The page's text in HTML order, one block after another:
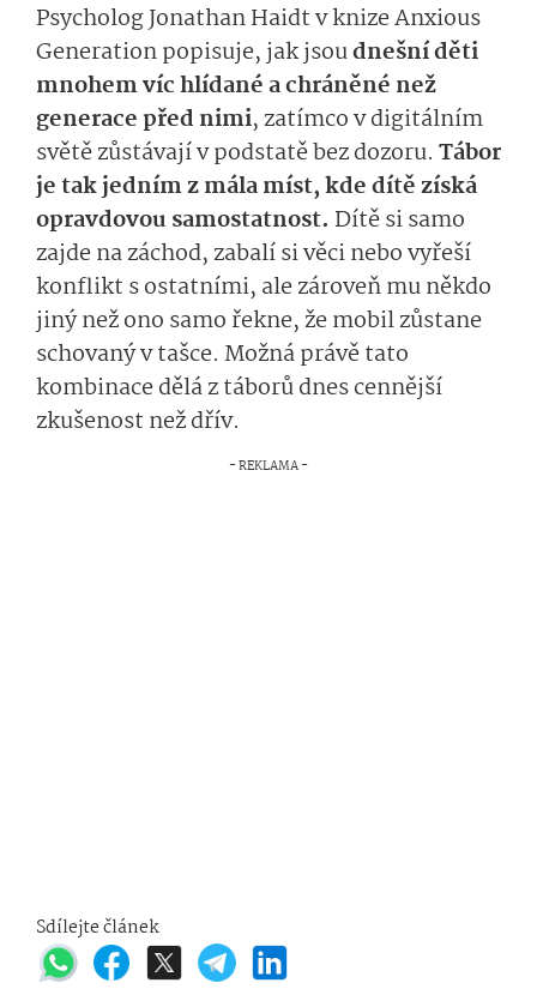
Psycholog Jonathan Haidt v knize Anxious
Generation popisuje, jak jsoudnešní děti
mnohem víc hlídané a chráněné než
generace před nimi, zatímco v digitálním
světě zůstávají v podstatě bez dozoru. Tábor
je tak jedním z mála míst, kde dítě získá
opravdovou samostatnost. Dítě si samo
zajde na záchod, zabalí si věci nebo vyřeší
konflikt s ostatními, ale zároveň mu někdo
jiný než ono samo řekne, že mobil zůstane
schovaný v tašce. Možná právě tato
kombinace dělá z táborů dnes cennější
zkušenost než dřív.
Sdílejte článek